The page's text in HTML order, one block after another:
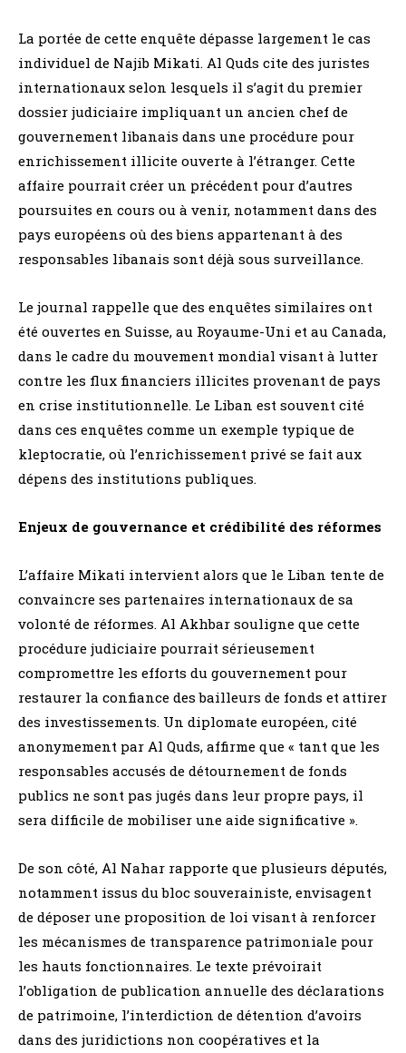
La portée de cette enquête dépasse largement le cas
individuel de Najib Mikati. Al Quds cite des juristes
internationaux selon lesquels il s’agit du premier
dossier judiciaire impliquant un ancien chef de
gouvernement libanais dans une procédure pour
enrichissement illicite ouverte à l’étranger. Cette
affaire pourrait créer un précédent pour d’autres
poursuites en cours ou à venir, notamment dans des
pays européens où des biens appartenant à des
responsables libanais sont déjà sous surveillance.
Le journal rappelle que des enquêtes similaires ont
été ouvertes en Suisse, au Royaume-Uni et au Canada,
dans le cadre du mouvement mondial visant à lutter
contre les flux financiers illicites provenant de pays
en crise institutionnelle. Le Liban est souvent cité
dans ces enquêtes comme un exemple typique de
kleptocratie, où l’enrichissement privé se fait aux
dépens des institutions publiques.
Enjeux de gouvernance et crédibilité des réformes
L’affaire Mikati intervient alors que le Liban tente de
convaincre ses partenaires internationaux de sa
volonté de réformes. Al Akhbar souligne que cette
procédure judiciaire pourrait sérieusement
compromettre les efforts du gouvernement pour
restaurer la confiance des bailleurs de fonds et attirer
des investissements. Un diplomate européen, cité
anonymement par Al Quds, affirme que « tant que les
responsables accusés de détournement de fonds
publics ne sont pas jugés dans leur propre pays, il
sera difficile de mobiliser une aide significative ».
De son côté, Al Nahar rapporte que plusieurs députés,
notamment issus du bloc souverainiste, envisagent
de déposer une proposition de loi visant à renforcer
les mécanismes de transparence patrimoniale pour
les hauts fonctionnaires. Le texte prévoirait
l’obligation de publication annuelle des déclarations
de patrimoine, l’interdiction de détention d’avoirs
dans des juridictions non coopératives et la